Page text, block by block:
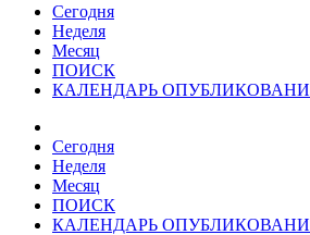
Сегодня
Неделя
Месяц
ПОИСК
КАЛЕНДАРЬ
Сегодня
Неделя
Месяц
ПОИСК
КАЛЕНДАРЬ